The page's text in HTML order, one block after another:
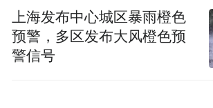
上海发布中心城区暴雨橙色
预警，多区发布大风橙色预
警信号